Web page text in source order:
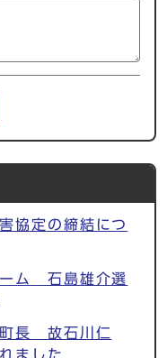
協定の締結につ
ーム 石島雄介選
長 故石川仁
ました